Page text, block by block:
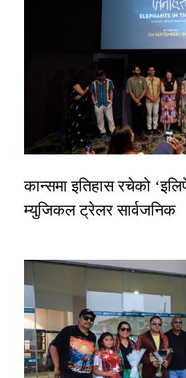
कान्समा इतिहास रचेको
म्युजिकल ट्रेलर सार्वजनिक